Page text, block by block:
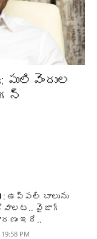
పులివెందుల
: ఉప్పల్ బాలును
వైజాగ్
ఇదే..
PM